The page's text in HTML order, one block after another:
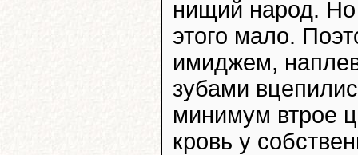
нищий народ. Но
этого мало.
имиджем,
зубами
минимум втрое
кровь у